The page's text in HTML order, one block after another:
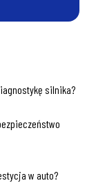
silnika?
w auto?